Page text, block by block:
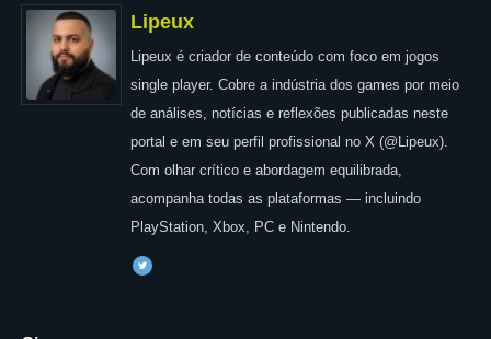
Lipeux
Lipeux é criador de conteúdo com foco em jogos
single player. Cobre a indústria dos games por meio
de análises, notícias e reflexões publicadas neste
portal e em seu perfil profissional no X (@Lipeux).
Com olhar crítico e abordagem equilibrada,
acompanha todas as plataformas — incluindo
PlayStation, Xbox, PC e Nintendo.